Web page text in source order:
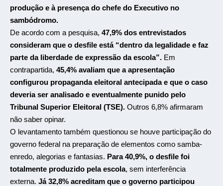
produção e à presença do chefe do Executivo no
sambódromo.
De acordo com a pesquisa, 47,9% dos entrevistados
consideram que o desfile está “dentro da legalidade e faz
parte da liberdade de expressão da escola”. Em
contrapartida, 45,4% avaliam que a apresentação
configurou propaganda eleitoral antecipada e que o caso
deveria ser analisado e eventualmente punido pelo
Tribunal Superior Eleitoral (TSE). Outros 6,8% afirmaram
não saber opinar.
O levantamento também questionou se houve participação do
governo federal na preparação de elementos como samba-
enredo, alegorias e fantasias. Para 40,9%, o desfile foi
totalmente produzido pela escola, sem interferência
externa. Já 32,8% acreditam que o governo participou